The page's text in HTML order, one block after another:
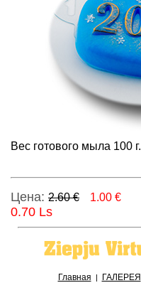
Вес готового мыла 100 г.
Цена: 2.60 € 1.00 €
0.70 Ls
Главная | ГАЛЕРЕЯ